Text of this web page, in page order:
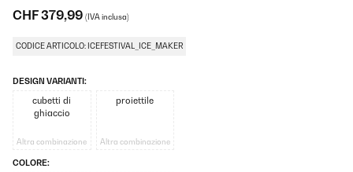
CHF 379,99 (IVA inclusa)
CODICE ARTICOLO: ICEFESTIVAL_ICE_MAKER
DESIGN VARIANTI:
cubetti di
ghiaccio
Altra combinazione
proiettile
Altra combinazione
COLORE: